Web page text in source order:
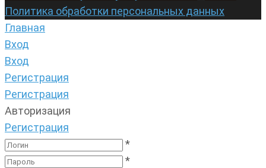
Политика обработки персональных данных
Главная
Вход
Вход
Регистрация
Регистрация
Авторизация
Регистрация
*
*